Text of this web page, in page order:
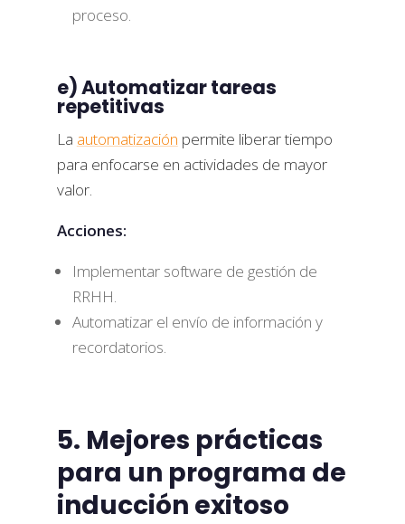
proceso.
e) Automatizar tareas
repetitivas
La automatización permite liberar tiempo
para enfocarse en actividades de mayor
valor.
Acciones:
Implementar software de gestión de
RRHH.
Automatizar el envío de información y
recordatorios.
5. Mejores prácticas
para un programa de
inducción exitoso